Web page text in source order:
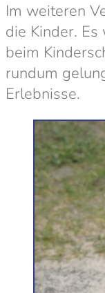
Im weiteren
die Kinder.
beim
rundum
Erlebnisse.